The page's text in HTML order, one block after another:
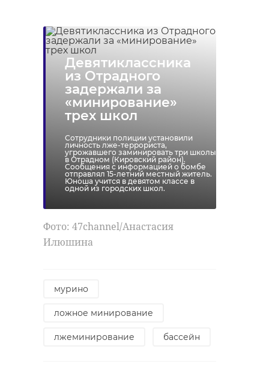
Девятиклассника
из Отрадного
задержали за
«минирование»
трех школ
Сотрудники полиции установили
личность лже-террориста,
угрожавшего заминировать три школы
в Отрадном (Кировский район).
Сообщения с информацией о бомбе
отправлял 15-летний местный житель.
Юноша учится в девятом классе в
одной из городских школ.
Фото: 47channel/Анастасия
Илюшина
мурино
ложное минирование
лжеминирование бассейн